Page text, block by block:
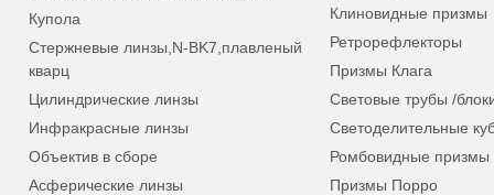
Купола
Стержневые линзы,N-BK7,плавленый
кварц
Цилиндрические линзы
Инфракрасные линзы
Объектив в сборе
Асферические линзы
Клиновидные призмы
Ретрорефлекторы
Призмы Клага
Световые трубы /
Светоделительные
Ромбовидные призмы
Призмы Порро